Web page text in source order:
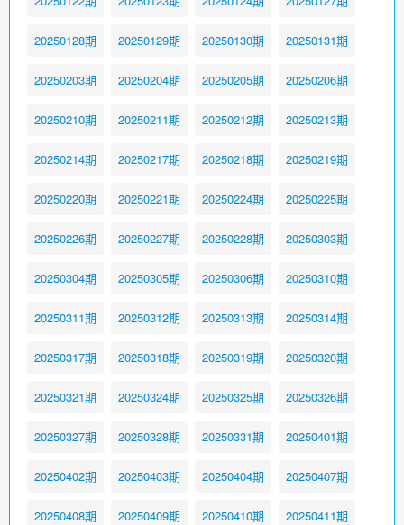
20250128期 20250129期 20250130期 20250131期
20250203期 20250204期 20250205期 20250206期
20250210期 20250211期 20250212期 20250213期
20250214期 20250217期 20250218期 20250219期
20250220期 20250221期 20250224期 20250225期
20250226期 20250227期 20250228期 20250303期
20250304期 20250305期 20250306期 20250310期
20250311期 20250312期 20250313期 20250314期
20250317期 20250318期 20250319期 20250320期
20250321期 20250324期 20250325期 20250326期
20250327期 20250328期 20250331期 20250401期
20250402期 20250403期 20250404期 20250407期
20250408期 20250409期 20250410期 20250411期